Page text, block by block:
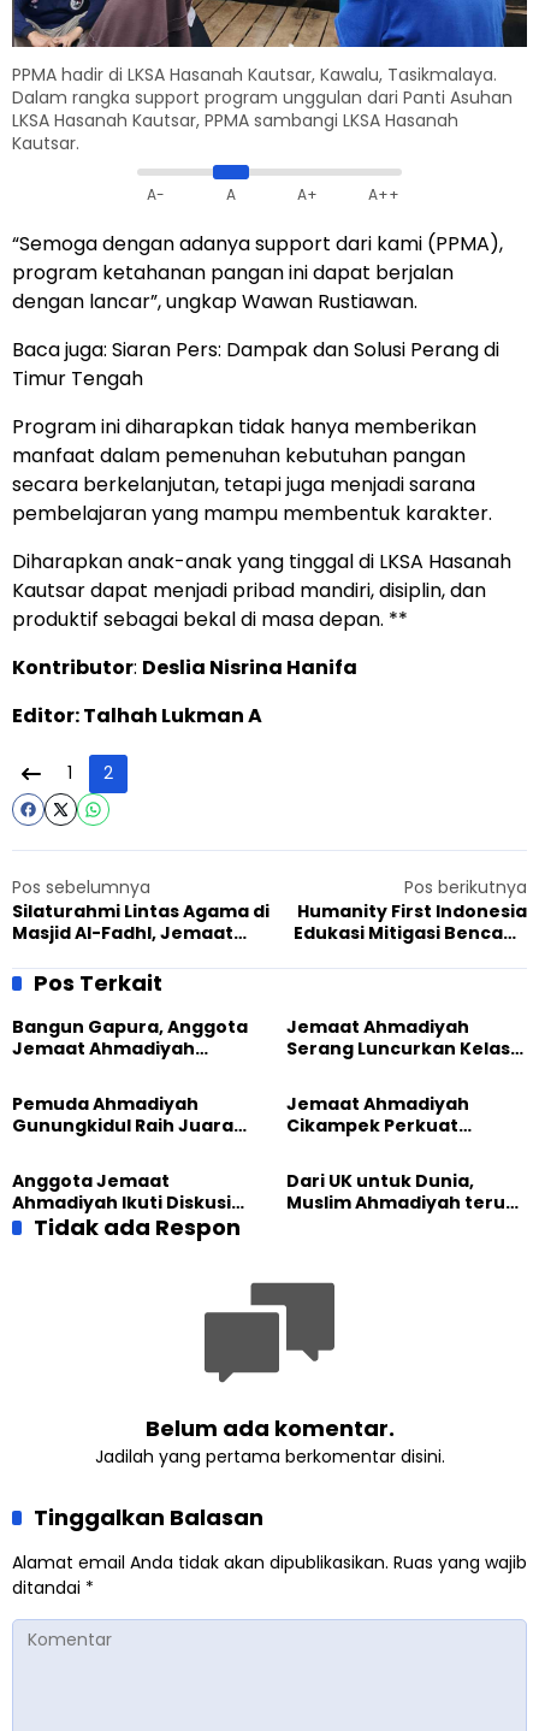
PPMA hadir di LKSA Hasanah Kautsar, Kawalu, Tasikmalaya.
Dalam rangka support program unggulan dari Panti Asuhan
LKSA Hasanah Kautsar, PPMA sambangi LKSA Hasanah
Kautsar.
A- A A+ A++
“Semoga dengan adanya support dari kami (PPMA),
program ketahanan pangan ini dapat berjalan
dengan lancar”, ungkap Wawan Rustiawan.
Baca juga: Siaran Pers: Dampak dan Solusi Perang di
Timur Tengah
Program ini diharapkan tidak hanya memberikan
manfaat dalam pemenuhan kebutuhan pangan
secara berkelanjutan, tetapi juga menjadi sarana
pembelajaran yang mampu membentuk karakter.
Diharapkan anak-anak yang tinggal di LKSA Hasanah
Kautsar dapat menjadi pribad mandiri, disiplin, dan
produktif sebagai bekal di masa depan. **
Kontributor: Deslia Nisrina Hanifa
Editor: Talhah Lukman A
1 2
Pos sebelumnya
Silaturahmi Lintas Agama di
Masjid Al-Fadhl, Jemaat
Toleransi
Pos berikutnya
Humanity First Indonesia
Edukasi Mitigasi Bencana
Bogor
Pos Terkait
Bangun Gapura, Anggota
Jemaat Ahmadiyah
Sambut HUT RI ke-81
Jemaat Ahmadiyah
Serang Luncurkan Kelas
Generasi Unggul
Pemuda Ahmadiyah
Gunungkidul Raih Juara
Jemaat Ahmadiyah
Cikampek Perkuat
Lewat Pengajian
Gabungan
Anggota Jemaat
Ahmadiyah Ikuti Diskusi
Pluralisme di Yogyakarta
Dari UK untuk Dunia,
Muslim Ahmadiyah terus
Tidak ada Respon
Belum ada komentar.
Jadilah yang pertama berkomentar disini.
Tinggalkan Balasan
Alamat email Anda tidak akan dipublikasikan. Ruas yang wajib
ditandai *